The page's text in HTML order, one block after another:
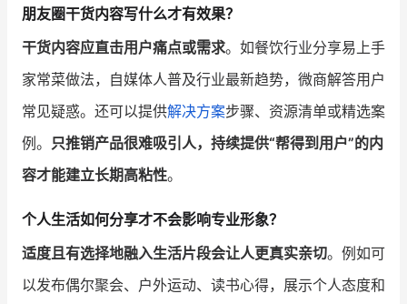
朋友圈干货内容写什么才有效果？
干货内容应直击用户痛点或需求。如餐饮行业分享易上手
家常菜做法，自媒体人普及行业最新趋势，微商解答用户
常见疑惑。还可以提供解决方案步骤、资源清单或精选案
例。 只推销产品很难吸引人，持续提供“帮得到用户”的内
容才能建立长期高粘性。
个人生活如何分享才不会影响专业形象？
适度且有选择地融入生活片段会让人更真实亲切。例如可
以发布偶尔聚会、户外运动、读书心得，展示个人态度和